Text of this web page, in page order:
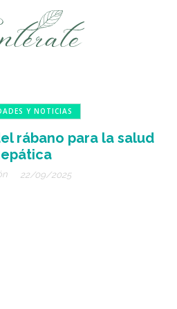
Y NOTICIAS
rábano para la salud
22/09/2025